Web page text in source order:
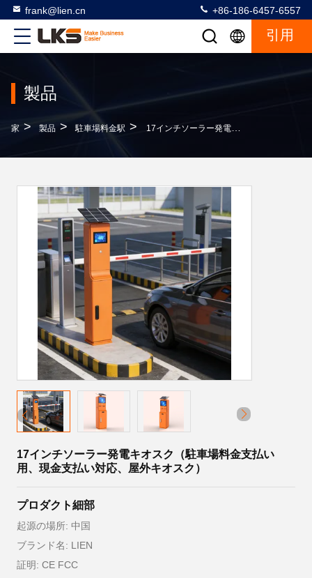
frank@lien.cn +86-186-6457-6557
引用
製品
家 > 製品 > 駐車場料金駅 > 17インチソーラー発電キオスク（駐車場料金支払い用、現金支払い対応、屋外キオスク）
17インチソーラー発電キオスク（駐車場料金支払い
用、現金支払い対応、屋外キオスク）
プロダクト細部
起源の場所: 中国
ブランド名: LIEN
証明: CE FCC